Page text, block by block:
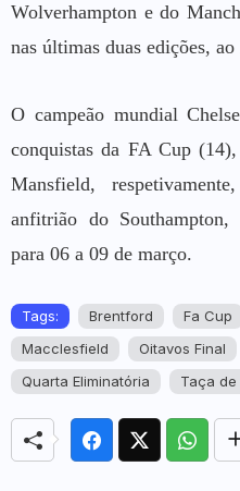
Wolverhampton e do
nas últimas duas edições,
O campeão mundial
conquistas da FA Cup
Mansfield,
anfitrião do Southampton,
para 06 a 09 de março.
Tags: Brentford Fa Cup
Macclesfield
Oitavos Final
Quarta Eliminatória
Taça